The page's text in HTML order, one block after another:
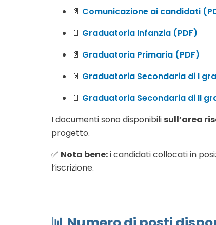
📄 Comunicazione ai candidati
📄 Graduatoria Infanzia (PDF)
📄 Graduatoria Primaria (PDF)
📄 Graduatoria Secondaria di I
📄 Graduatoria Secondaria di II
I documenti sono disponibili sull’area
progetto.
✅ Nota bene:i candidati collocati in
l’iscrizione.